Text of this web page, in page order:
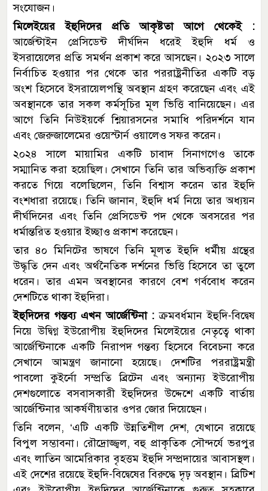
সংযোজন।
মিলেইয়ের ইহুদিদের প্রতি আকৃষ্টতা আগে থেকেই :
আর্জেন্টাইন প্রেসিডেন্ট দীর্ঘদিন ধরেই ইহুদি ধর্ম ও
ইসরায়েলের প্রতি সমর্থন প্রকাশ করে আসছেন। ২০২৩ সালে
নির্বাচিত হওয়ার পর থেকে তার পররাষ্ট্রনীতির একটি বড়
অংশ হিসেবে ইসরায়েলপন্থি অবস্থান গ্রহণ করেছেন এবং এই
অবস্থানকে তার সকল কর্মসূচির মূল ভিত্তি বানিয়েছেন। এর
আগে তিনি নিউইয়র্কে শ্নিয়ারসনের সমাধি পরিদর্শনে যান
এবং জেরুজালেমের ওয়েস্টার্ন ওয়ালেও সফর করেন।
২০২৪ সালে মায়ামির একটি চাবাদ সিনাগগেও তাকে
সম্মানিত করা হয়েছিল। সেখানে তিনি তার অভিব্যক্তি প্রকাশ
করতে গিয়ে বলেছিলেন, তিনি বিশ্বাস করেন তার ইহুদি
বংশধারা রয়েছে। তিনি জানান, ইহুদি ধর্ম নিয়ে তার অধ্যয়ন
দীর্ঘদিনের এবং তিনি প্রেসিডেন্ট পদ থেকে অবসরের পর
ধর্মান্তরিত হওয়ার ইচ্ছাও প্রকাশ করেছেন।
তার ৪০ মিনিটের ভাষণে তিনি মূলত ইহুদি ধর্মীয় গ্রন্থের
উদ্ধৃতি দেন এবং অর্থনৈতিক দর্শনের ভিত্তি হিসেবে তা তুলে
ধরেন। তার এমন অবস্থানের কারণে বেশ গর্ববোধ করেন
দেশটিতে থাকা ইহুদিরা।
ইহুদিদের গন্তব্য এখন আর্জেন্টিনা :ক্রমবর্ধমান ইহুদি-বিদ্বেষ
নিয়ে উদ্বিগ্ন ইউরোপীয় ইহুদিদের মিলেইয়ের নেতৃত্বে থাকা
আর্জেন্টিনাকে একটি নিরাপদ গন্তব্য হিসেবে বিবেচনা করে
সেখানে আমন্ত্রণ জানানো হয়েছে। দেশটির পররাষ্ট্রমন্ত্রী
পাবলো কুইর্নো সম্প্রতি ব্রিটেন এবং অন্যান্য ইউরোপীয়
দেশগুলোতে বসবাসকারী ইহুদিদের উদ্দেশে একটি বার্তায়
আর্জেন্টিনার আকর্ষণীয়তার ওপর জোর দিয়েছেন।
তিনি বলেন, ‘এটি একটি উন্নতিশীল দেশ, যেখানে রয়েছে
বিপুল সম্ভাবনা। রৌদ্রোজ্জ্বল, বহু প্রাকৃতিক সৌন্দর্যে ভরপুর
এবং লাতিন আমেরিকার বৃহত্তম ইহুদি সম্প্রদায়ের আবাসস্থল।
এই দেশের রয়েছে ইহুদি-বিদ্বেষের বিরুদ্ধে দৃঢ় অবস্থান। ব্রিটিশ